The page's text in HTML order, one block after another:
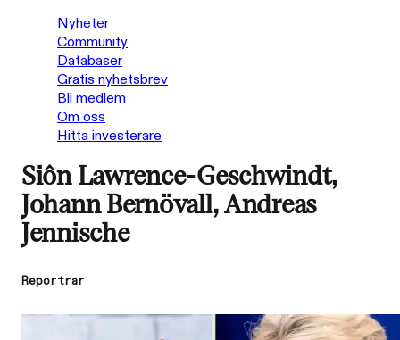
Nyheter
Community
Databaser
Gratis nyhetsbrev
Bli medlem
Om oss
Hitta investerare
Siôn Lawrence-Geschwindt,
Johann Bernövall, Andreas
Jennische
Reportrar